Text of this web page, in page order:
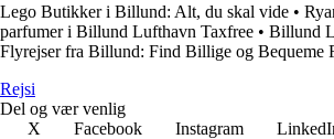
Lego Butikker i Billund: Alt, du skal vide •
parfumer i Billund Lufthavn Taxfree • Billund
Flyrejser fra Billund: Find Billige og Bequeme
Rejsi
Del og vær venlig
X
Facebook Instagram